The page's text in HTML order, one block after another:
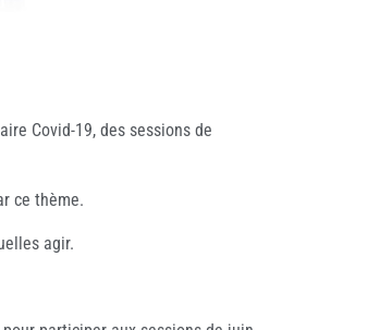
Covid-19, des sessions de
ce thème.
agir.